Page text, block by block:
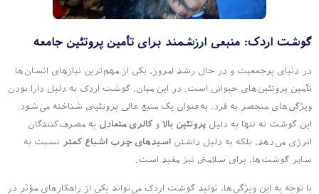
گوشت اردک: منبعی ارزشمند برای تأمین پروتئین جامعه
در دنیای پرجمعیت و در حال رشد امروز، یکی از مهم‌ترین نیازهای انسان‌ها
تأمین پروتئین‌های حیوانی است. در این میان، گوشت اردک به دلیل دارا بودن
ویژگی‌های منحصر به فرد، به‌عنوان یک منبع عالی پروتئینی شناخته می‌شود.
این گوشت نه تنها به دلیل پروتئین بالا و کالری متعادل به مصرف‌کنندگان
انرژی می‌دهد، بلکه به دلیل داشتن اسیدهای چرب اشباع کمتر نسبت به
سایر گوشت‌ها، برای سلامتی نیز مفید است.
با توجه به این ویژگی‌ها، تولید گوشت اردک می‌تواند یکی از راهکارهای مؤثر در